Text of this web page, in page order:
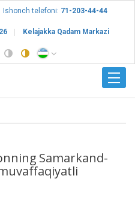
Ishonch telefoni: 71-203-44-44
Kelajakka Qadam Markazi
Samarkand-